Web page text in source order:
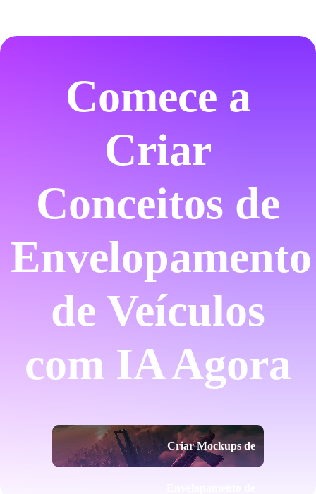
Comece a
Criar
Conceitos de
Envelopamento
de Veículos
com IA Agora
Criar Mockups de